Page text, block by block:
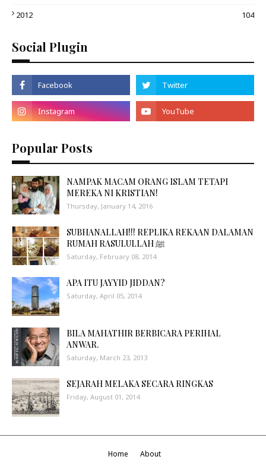
2012
104
Social Plugin
Popular Posts
NAMPAK MACAM ORANG ISLAM TETAPI
MEREKA NI KRISTIAN!
Thursday, January 14, 2016
SUBHANALLAH!!! REPLIKA REKAAN DALAMAN
RUMAH RASULULLAH ﷺ
Saturday, February 08, 2014
APA ITU JAYYID JIDDAN?
Saturday, April 05, 2014
BILA MAHATHIR BERBICARA PERIHAL
ANWAR.
Saturday, March 23, 2013
SEJARAH MELAKA SECARA RINGKAS
Friday, August 01, 2014
Home
About